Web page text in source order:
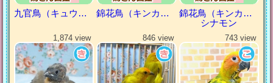
九官鳥（キュウカンチョウ） 錦花鳥（キンカチョウ）
錦花鳥（キンカチョウ）
シナモン
1,874 view 846 view 743 view